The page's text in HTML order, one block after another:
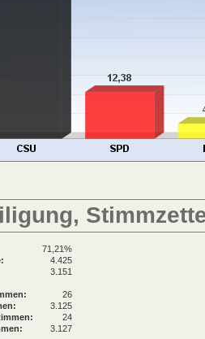
71,21%
4.425
3.151
26
3.125
24
3.127